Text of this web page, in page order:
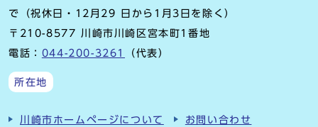
で（祝休日・12月29 日から1月3日を除く）
〒210-8577 川崎市川崎区宮本町1番地
電話： 044-200-3261 （代表）
所在地
川崎市ホームページについて お問い合わせ